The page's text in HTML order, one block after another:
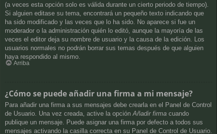
(a veces esta opción solo es válida durante un cierto periodo de tiempo).
Si alguien editase su tema, encontrará un pequeño texto indicando que
ha sido modificado y las veces que lo ha sido. No aparece si fue un
moderador o la administración quién lo editó, aunque la mayoría de las
veces el editor deja su nombre de usuario y la causa de la edición. Los
usuarios normales no podrán borrar sus temas después de que alguien
haya respondido al mismo.
Arriba
¿Cómo se puede añadir una firma a mi mensaje?
Para añadir una firma a sus mensajes debe crearla en el Panel de Control
de Usuario. Una vez creada, active la opciónAñadir firma cuando
publique un mensaje. Puede asignar una firma por defecto a todos sus
mensajes activando la casilla correcta en su Panel de Control de Usuario.